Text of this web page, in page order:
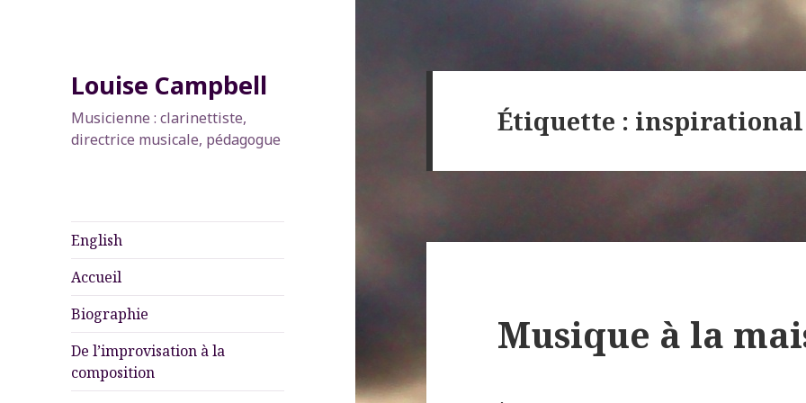
Louise Campbell
Musicienne : clarinettiste,
directrice musicale, pédagogue
English
Accueil
Biographie
De l’improvisation à la
composition
Étiquette : inspirational
Musique à la